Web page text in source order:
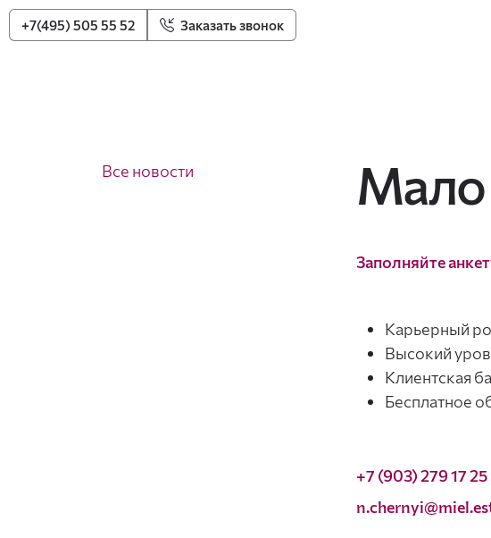
+7(495) 505 55 52 Заказать звонок
Все новости Мало
Заполняйте
Карьерный
Высокий
Клиентская
Бесплатное
+7 (903) 279 17 25